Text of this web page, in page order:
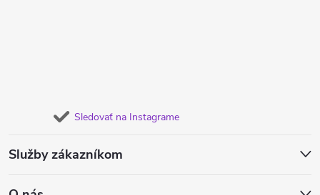
Sledovať na Instagrame
Služby zákazníkom